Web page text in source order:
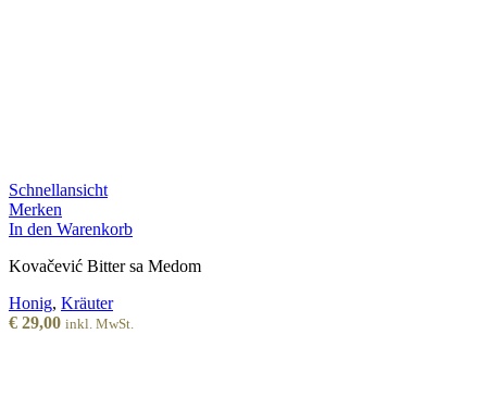
Schnellansicht
Merken
In den Warenkorb
Kovačević Bitter sa Medom
Honig, Kräuter
€ 29,00 inkl. MwSt.